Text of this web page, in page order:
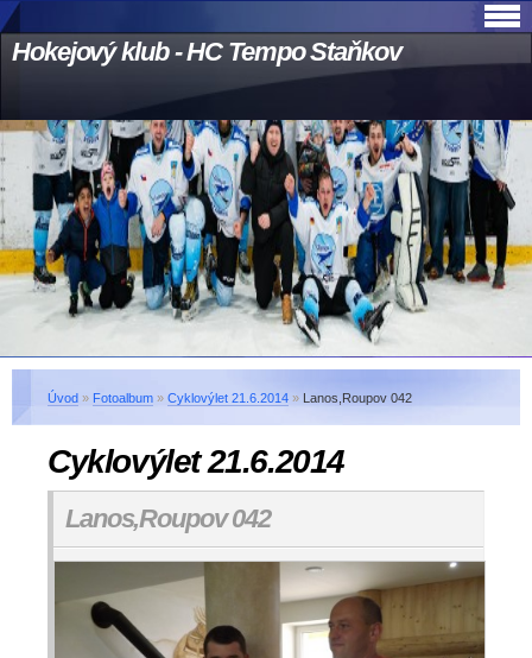
Hokejový klub - HC Tempo Staňkov
Úvod » Fotoalbum » Cyklovýlet 21.6.2014 » Lanos,Roupov 042
Cyklovýlet 21.6.2014
Lanos,Roupov 042